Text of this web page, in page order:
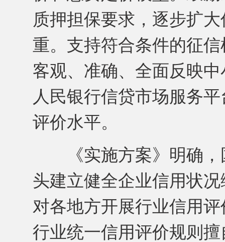
质押担保要求，逐步扩
重。支持符合条件的征
客观、准确、全面反映
人民银行信贷市场服务
评价水平。
《实施方案》明确，
头建立健全企业信用状
对各地方开展行业信用
行业统一信用评价规则